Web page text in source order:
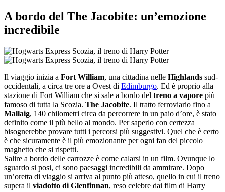
A bordo del The Jacobite: un’emozione
incredibile
Il viaggio inizia a Fort William, una cittadina nelle Highlands sud-
occidentali, a circa tre ore a Ovest di Edimburgo. Ed è proprio alla
stazione di Fort William che si sale a bordo del treno a vapore più
famoso di tutta la Scozia. The Jacobite. Il tratto ferroviario fino a
Mallaig, 140 chilometri circa da percorrere in un paio d’ore, è stato
definito come il più bello al mondo. Per saperlo con certezza
bisognerebbe provare tutti i percorsi più suggestivi. Quel che è certo
è che sicuramente è il più emozionante per ogni fan del piccolo
maghetto che si rispetti.
Salire a bordo delle carrozze è come calarsi in un film. Ovunque lo
sguardo si posi, ci sono paesaggi incredibili da ammirare. Dopo
un’oretta di viaggio si arriva al punto più atteso, quello in cui il treno
supera il viadotto di Glenfinnan, reso celebre dai film di Harry